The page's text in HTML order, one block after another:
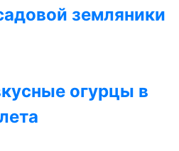
земляники
огурцы в